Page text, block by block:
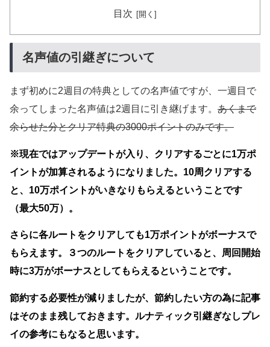
目次
名声値の引継ぎについて
まず初めに2週目の特典としての名声値ですが、一週目で
余ってしまった名声値は2週目に引き継げます。 あくまで
余らせた分とクリア特典の3000ポイントのみです。
※現在ではアップデートが入り、クリアするごとに1万ポ
イントが加算されるようになりました。10周クリアする
と、10万ポイントがいきなりもらえるということです
（最大50万）。
さらに各ルートをクリアしても1万ポイントがボーナスで
もらえます。３つのルートをクリアしていると、周回開始
時に3万がボーナスとしてもらえるということです。
節約する必要性が減りましたが、節約したい方の為に記事
はそのまま残しておきます。ルナティック引継ぎなしプレ
イの参考にもなると思います。